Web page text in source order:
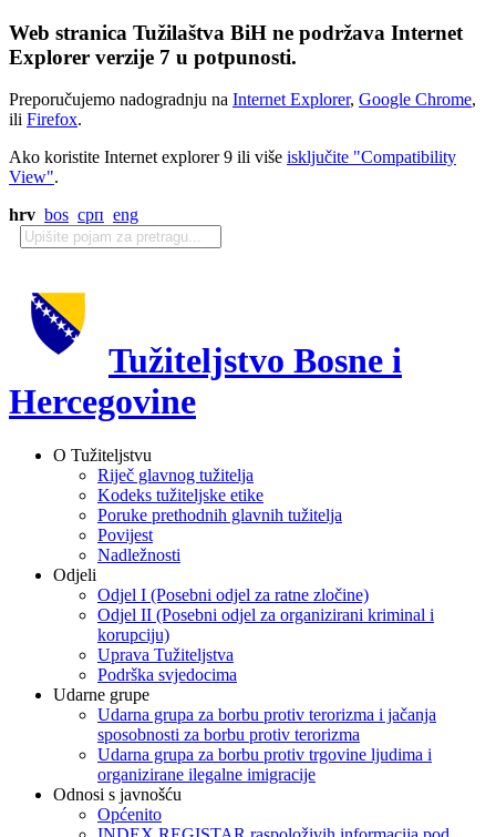
Web stranica Tužilaštva BiH ne podržava Internet
Explorer verzije 7 u potpunosti.
Preporučujemo nadogradnju na Internet Explorer, Google Chrome,
ili Firefox.
Ako koristite Internet explorer 9 ili više isključite "Compatibility
View".
hrv bos срп eng
Tužiteljstvo Bosne i
Hercegovine
O Tužiteljstvu
Riječ glavnog tužitelja
Kodeks tužiteljske etike
Poruke prethodnih glavnih tužitelja
Povijest
Nadležnosti
Odjeli
Odjel I (Posebni odjel za ratne zločine)
Odjel II (Posebni odjel za organizirani kriminal i
korupciju)
Uprava Tužiteljstva
Podrška svjedocima
Udarne grupe
Udarna grupa za borbu protiv terorizma i jačanja
sposobnosti za borbu protiv terorizma
Udarna grupa za borbu protiv trgovine ljudima i
organizirane ilegalne imigracije
Odnosi s javnošću
Općenito